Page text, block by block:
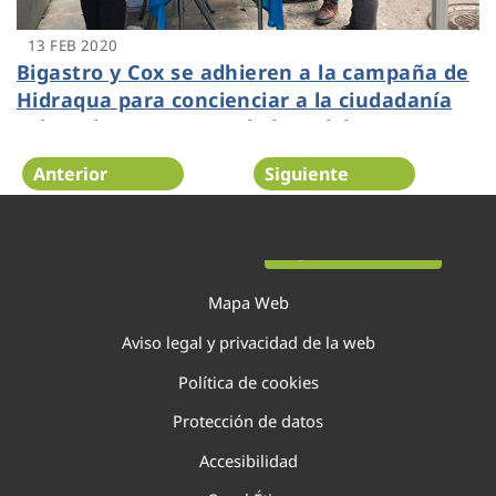
13 FEB 2020
Bigastro y Cox se adhieren a la campaña de
Hidraqua para concienciar a la ciudadanía
sobre el uso correcto de la red de
saneamiento
Anterior Siguiente
Mapa Web
Aviso legal y privacidad de la web
Política de cookies
Protección de datos
Accesibilidad